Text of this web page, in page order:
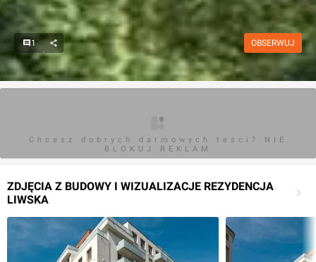
1 OBSERWUJ
Chcesz dobrych darmowych teści? NIE
BLOKUJ REKLAM
ZDJĘCIA Z BUDOWY I WIZUALIZACJE REZYDENCJA
LIWSKA